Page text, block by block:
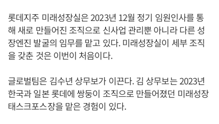
롯데지주 미래성장실은 2023년 12월 정기 임원인사를 통
해 새로 만들어진 조직으로 신사업 관리뿐 아니라 다른 성
장엔진 발굴의 임무를 맡고 있다. 미래성장실이 세부 조직
을 갖춘 것은 이번이 처음이다.
글로벌팀은 김수년 상무보가 이끈다. 김 상무보는 2023년
한국과 일본 롯데에 쌍둥이 조직으로 만들어졌던 미래성장
태스크포스장을 맡은 경험이 있다.